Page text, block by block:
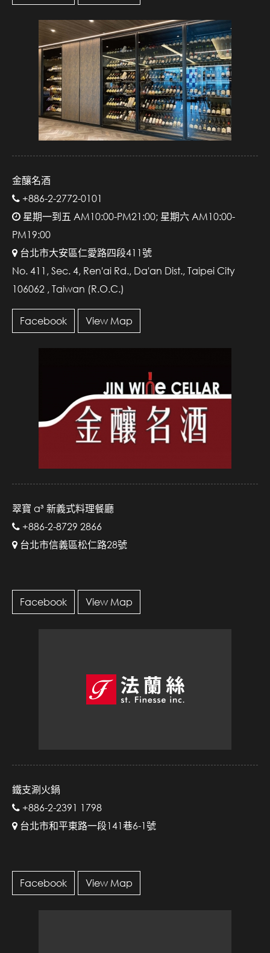
金釀名酒
+886-2-2772-0101
星期一到五 AM10:00-PM21:00; 星期六 AM10:00-
PM19:00
台北市大安區仁愛路四段411號
No. 411, Sec. 4, Ren'ai Rd., Da'an Dist., Taipei City
106062 , Taiwan (R.O.C.)
Facebook View Map
翠寶 a³ 新義式料理餐廳
+886-2-8729 2866
台北市信義區松仁路28號
Facebook View Map
鐵支涮火鍋
+886-2-2391 1798
台北市和平東路一段141巷6-1號
Facebook View Map